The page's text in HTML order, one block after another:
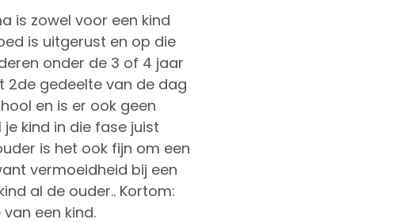
is zowel voor een kind
is uitgerust en op die
onder de 3 of 4 jaar
2de gedeelte van de dag
en is er ook geen
kind in die fase juist
is het ook fijn om een
vermoeidheid bij een
al de ouder.. Kortom:
een kind.